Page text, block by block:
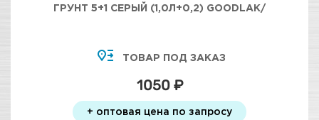
ГРУНТ 5+1 СЕРЫЙ (1,0Л+0,2) GOODLAK/
ТОВАР ПОД ЗАКАЗ
1050 ₽
+ оптовая цена по запросу